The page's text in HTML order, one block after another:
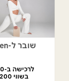
שובר ל-raven
לרכישה ב-₪170
בשווי ₪200